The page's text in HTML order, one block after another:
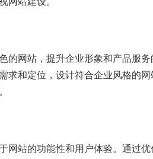
的网站，提升企业形象和产品服
求和定位，设计符合企业风格的
网站的功能性和用户体验。通过